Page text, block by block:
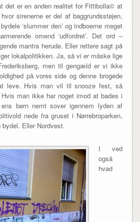
det er en anden realitet for Fittibolla© at
sirenerne er del af baggrundsstøjen,
‘slummer den’ og indboerne meget
omend ‘udfordret’. Det ord –
mantra herude. Eller rettere sagt på
lokalpolitikken. Ja, så vi er måske lige
men til gengæld er vi ikke
på vores side og denne brogede
leve. Hvis man vil til snooze fest, så
man ikke har noget imod at bades i
børn nemt sover igennem lyden af
nede fra gruset i Nørrebroparken,
bydel. Eller Nordvest.
I ved
også
hvad